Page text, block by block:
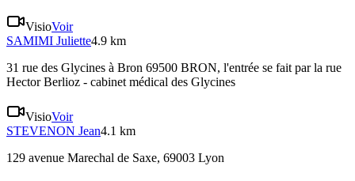
VisioVoir
SAMIMI Juliette4.9 km
31 rue des Glycines à Bron 69500 BRON, l'entrée se fait par la rue
Hector Berlioz - cabinet médical des Glycines
VisioVoir
STEVENON Jean4.1 km
129 avenue Marechal de Saxe, 69003 Lyon